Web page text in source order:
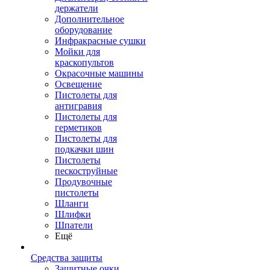
держатели
Дополнительное
оборудование
Инфракрасные сушки
Мойки для
краскопультов
Окрасочные машины
Освещение
Пистолеты для
антигравия
Пистолеты для
герметиков
Пистолеты для
подкачки шин
Пистолеты
пескоструйные
Продувочные
пистолеты
Шланги
Шлифки
Шпатели
Ещё
Средства защиты